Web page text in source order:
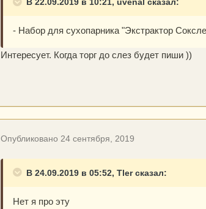
В 22.09.2019 в 10:21, uvenal сказал:
- Набор для сухопарника "Экстрактор
Интересует. Когда торг до слез будет пиши ))
Опубликовано 24 сентября, 2019
В 24.09.2019 в 05:52, Tler сказал:
Нет я про эту